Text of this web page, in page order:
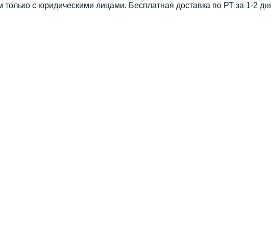
с юридическими лицами. Бесплатная доставка по РТ за 1-2